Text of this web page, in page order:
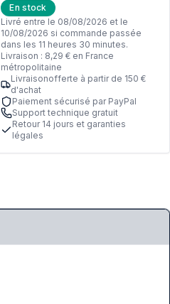
En stock
Livré entre le 08/08/2026 et le
10/08/2026 si commande passée
dans les 11 heures 30 minutes.
Livraison : 8,29 € en France
métropolitaine
Livraisonofferte à partir de 150 €
d'achat
Paiement sécurisé par PayPal
Support technique gratuit
Retour 14 jours et garanties
légales